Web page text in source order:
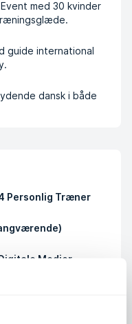
med 30 kvinder
guide international
dansk i både
Personlig Træner
Medier